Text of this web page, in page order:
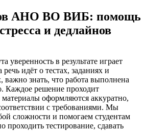
АНО ВО ВИБ: помощь
и дедлайнов
уверенность в результате играет
идёт о тестах, заданиях и
знать, что работа выполнена
Каждое решение проходит
оформляются аккуратно,
с требованиями. Мы
сложности и помогаем студентам
тестирование, сдавать